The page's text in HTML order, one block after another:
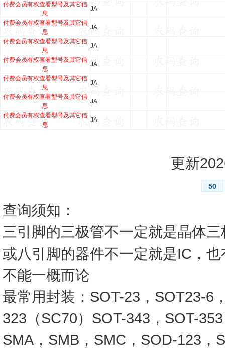
付费会员有权查看型号及其它信
息
JA
付费会员有权查看型号及其它信
息
JA
付费会员有权查看型号及其它信
息
JA
付费会员有权查看型号及其它信
息
JA
付费会员有权查看型号及其它信
息
JA
付费会员有权查看型号及其它信
息
JA
付费会员有权查看型号及其它信
息
JA
更新
50
查询须知：
三引脚的三极管不一定就是晶体
或八引脚的器件不一定就是IC，
不能一概而论
最常用封装：SOT-23，SOT23-6
323（SC70）SOT-343，SOT-
SMA，SMB，SMC，SOD-123，